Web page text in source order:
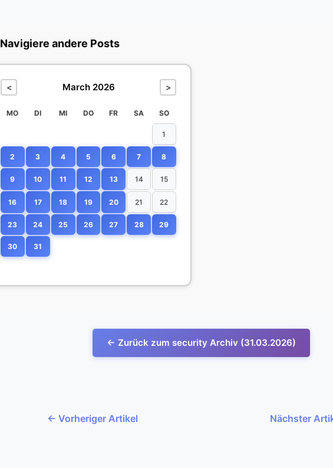
Navigiere andere Posts
< March 2026 >
MO DI MI DO FR SA SO
1
2 3 4 5 6 7 8
9 10 11 12 13 14 15
16 17 18 19 20 21 22
23 24 25 26 27 28 29
30 31
← Zurück zum security Archiv (31.03.2026)
← Vorheriger Artikel Nächster